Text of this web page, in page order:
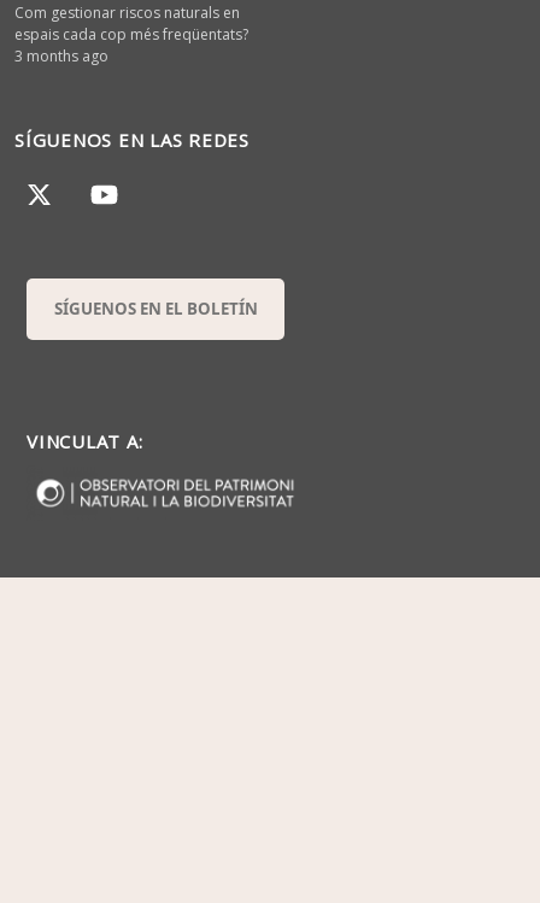
Com gestionar riscos naturals en
espais cada cop més freqüentats?
3 months ago
SÍGUENOS EN LAS REDES
SÍGUENOS EN EL BOLETÍN
VINCULAT A: